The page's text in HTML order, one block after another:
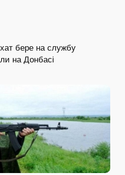
бере на службу
на Донбасі